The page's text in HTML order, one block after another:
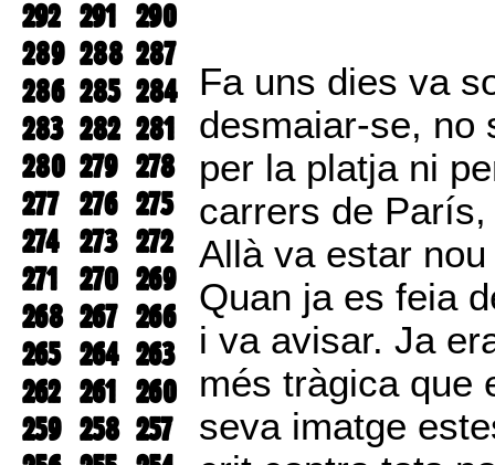
292 291 290
289 288 287
286 285 284
283 282 281
280 279 278
277 276 275
274 273 272
271 270 269
268 267 266
265 264 263
262 261 260
259 258 257
Fa uns dies va
desmaiar-se, no
per la platja ni
carrers de
Allà va estar
Quan ja es feia
i va avisar. Ja
més tràgica que
seva imatge